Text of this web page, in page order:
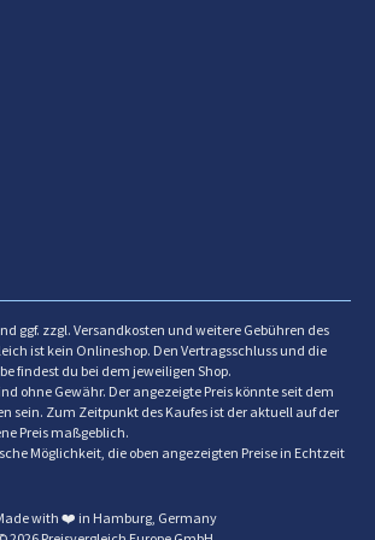
TXT
AAX
BMP, GIF, JPEG, PNG
ggf. zzgl. Versandkosten und weitere Gebühren des
ist kein Onlineshop. Den Vertragsschluss und die
findest du bei dem jeweiligen Shop.
ohne Gewähr. Der angezeigte Preis könnte seit dem
sein. Zum Zeitpunkt des Kaufes ist der aktuell auf der
Preis maßgeblich.
Möglichkeit, die oben angezeigten Preise in Echtzeit
with ❤️ in Hamburg, Germany